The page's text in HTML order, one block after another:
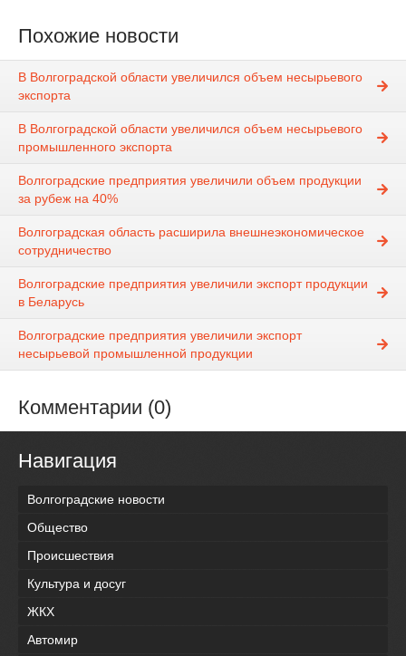
Похожие новости
В Волгоградской области увеличился объем несырьевого
экспорта
В Волгоградской области увеличился объем несырьевого
промышленного экспорта
Волгоградские предприятия увеличили объем продукции
за рубеж на 40%
Волгоградская область расширила внешнеэкономическое
сотрудничество
Волгоградские предприятия увеличили экспорт продукции
в Беларусь
Волгоградские предприятия увеличили экспорт
несырьевой промышленной продукции
Комментарии (0)
Навигация
Волгоградские новости
Общество
Происшествия
Культура и досуг
ЖКХ
Автомир